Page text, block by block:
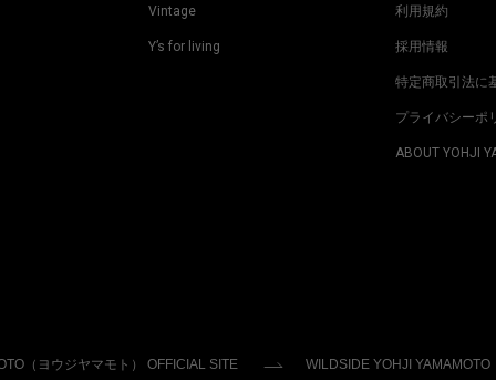
Vintage
Y’s for living
利用規約
採用情報
特定商取引法に
プライバシーポ
ABOUT YOHJI
（ヨウジヤマモト） OFFICIAL SITE WILDSIDE YOHJI YAMAMOTO